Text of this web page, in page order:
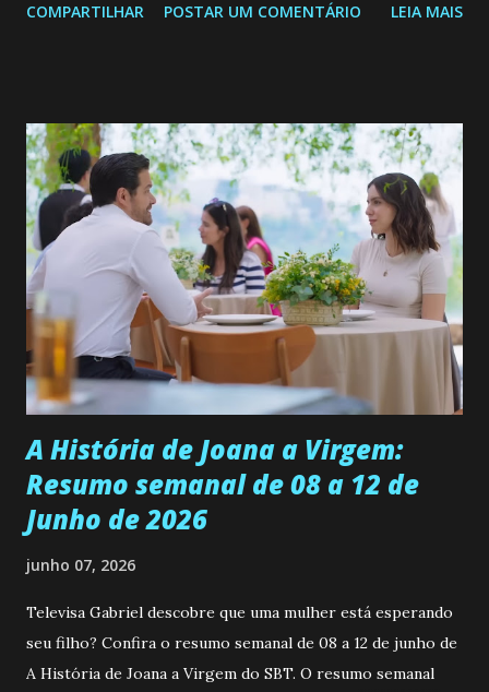
de 25/05/26 a 31/05/26 JOANA GUADALUPE (Camila
permanecer virgem até encontrar o homem que realmente
ama, o que não é fácil, já que dedica todas as suas energias a
se aprimorar, trabalhando, estudando e se orgulhando de
ser a primeira mulher da família a ingressar na
universidade. Ela tem uma personalidade muito alegre, é
muito madura para a idade, determinada, criativa e
empática. Detesta injustiças e é uma ótima amiga. Pode ser
teimosa e muito persistente quando decide fazer algo.
Durante um exame ginecológico, ela é inseminada por eng...
COMPARTILHAR POSTAR UM COMENTÁRIO LEIA MAIS
A História de Joana a Virgem:
Resumo semanal de 08 a 12 de
Junho de 2026
junho 07, 2026
Televisa Gabriel descobre que uma mulher está esperando
seu filho? Confira o resumo semanal de 08 a 12 de junho de
A História de Joana a Virgem do SBT. O resumo semanal